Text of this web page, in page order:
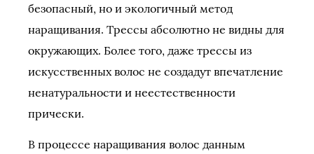
безопасный, но и экологичный метод
наращивания. Трессы абсолютно не видны для
окружающих. Более того, даже трессы из
искусственных волос не создадут впечатление
ненатуральности и неестественности
прически.
В процессе наращивания волос данным